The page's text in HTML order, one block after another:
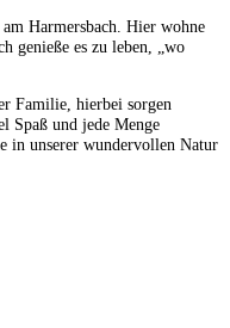
Harmersbach. Hier wohne
genieße es zu leben, „wo
Familie, hierbei sorgen
Spaß und jede Menge
in unserer wundervollen Natur